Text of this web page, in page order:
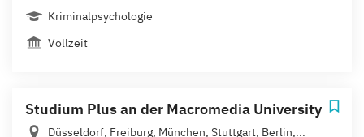
Kriminalpsychologie
Vollzeit
Studium Plus an der Macromedia University
Düsseldorf, Freiburg, München, Stuttgart, Berlin,...